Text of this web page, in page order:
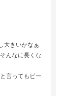
大きいかなぁ
んなに長くな
言ってもビー